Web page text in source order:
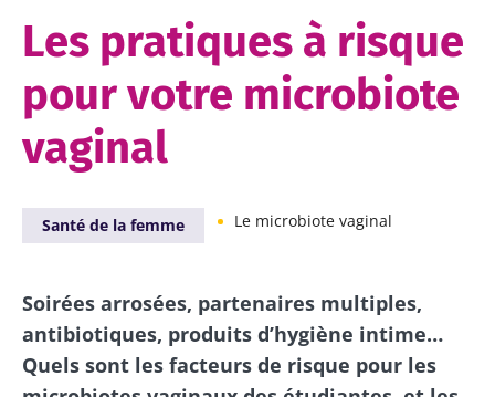
Les pratiques à risque
pour votre microbiote
vaginal
Santé de la femme Le microbiote vaginal
Soirées arrosées, partenaires multiples,
antibiotiques, produits d’hygiène intime…
Quels sont les facteurs de risque pour les